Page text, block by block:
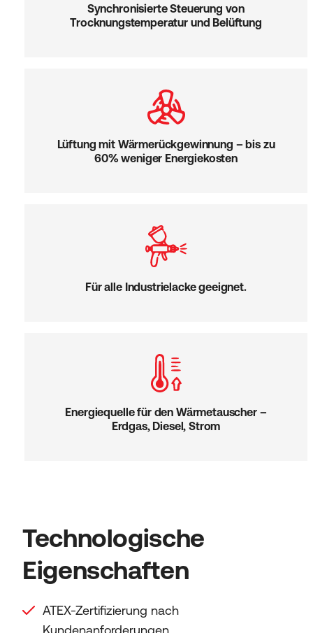
Synchronisierte Steuerung von
Trocknungstemperatur und Belüftung
Lüftung mit Wärmerückgewinnung – bis zu
60% weniger Energiekosten
Für alle Industrielacke geeignet.
Energiequelle für den Wärmetauscher –
Erdgas, Diesel, Strom
Technologische
Eigenschaften
ATEX-Zertifizierung nach
Kundenanforderungen